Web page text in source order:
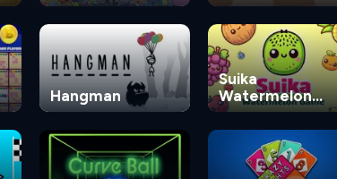
Hangman
Suika
Watermelon
Game